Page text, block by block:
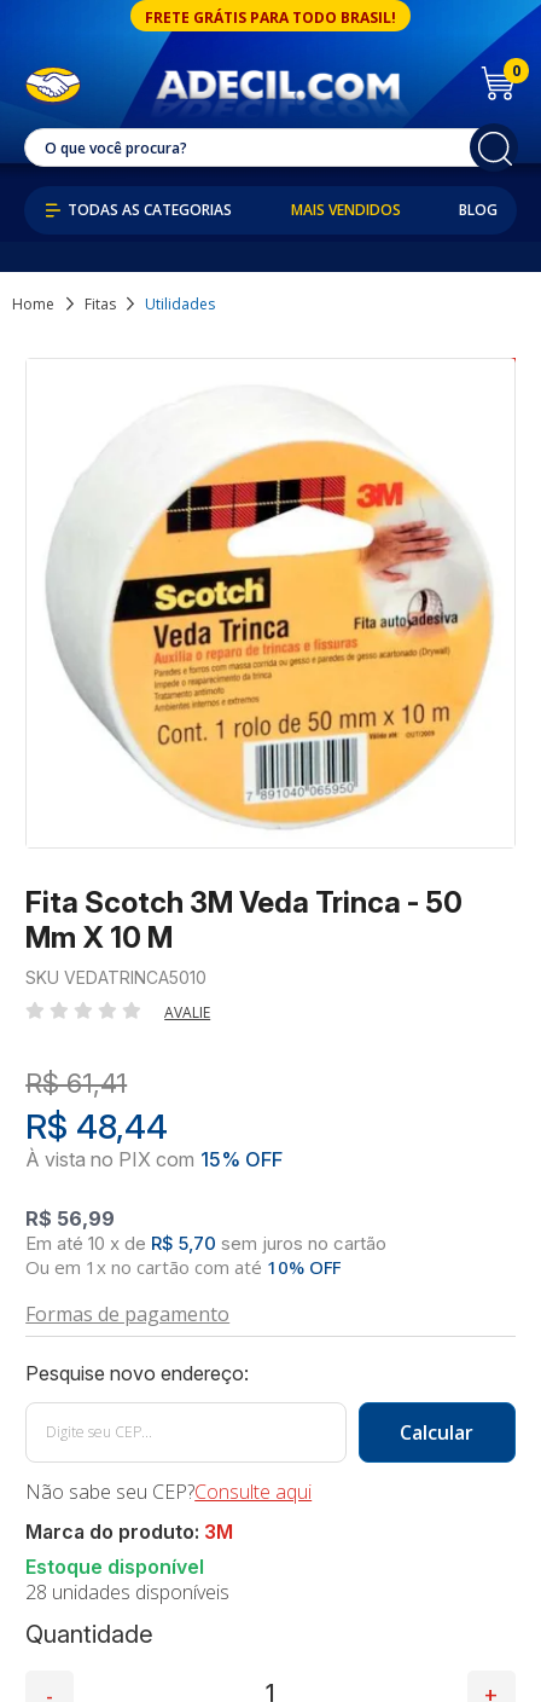
FRETE GRÁTIS PARA TODO BRASIL!
0
MAIS VENDIDOS BLOG
Home Fitas Utilidades
Fita Scotch 3M Veda Trinca - 50
Mm X 10 M
SKU VEDATRINCA5010
AVALIE
R$ 61,41
R$ 56,99
R$ 48,44
10 x de R$ 5,70 sem juros no cartão
Ou em 1x no cartão com até 10% OFF
Formas de pagamento
Quantidade
Não sabe seu CEP?Consulte aqui
28 unidades disponíveis
Marca do produto: 3M